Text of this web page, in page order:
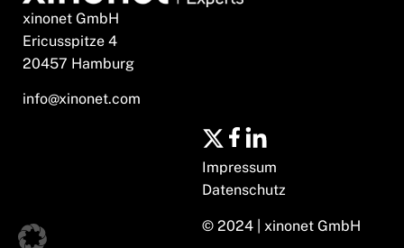
xinonet GmbH
Ericusspitze 4
20457 Hamburg
info@xinonet.com
Impressum
Datenschutz
© 2024 | xinonet GmbH